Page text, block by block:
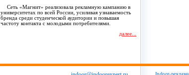
Сеть «Магнит» реализовала рекламную кампанию в
университетах по всей России, усиливая узнаваемость
бренда среди студенческой аудитории и повышая
частоту контакта с молодыми потребителями.
далее...
Indoor-реклама